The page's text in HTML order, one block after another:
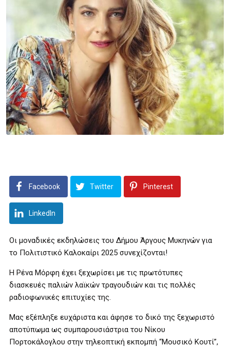
Facebook Twitter Pinterest
LinkedIn
Οι μοναδικές εκδηλώσεις του Δήμου Άργους Μυκηνών για
το Πολιτιστικό Καλοκαίρι 2025 συνεχίζονται!
Η Ρένα Μόρφη έχει ξεχωρίσει με τις πρωτότυπες
διασκευές παλιών λαϊκών τραγουδιών και τις πολλές
ραδιοφωνικές επιτυχίες της.
Μας εξέπληξε ευχάριστα και άφησε το δικό της ξεχωριστό
αποτύπωμα ως συμπαρουσιάστρια του Νίκου
Πορτοκάλογλου στην τηλεοπτική εκπομπή “Μουσικό Κουτί”,